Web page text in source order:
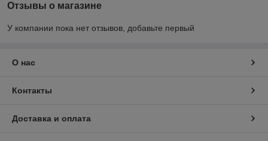
Отзывы о магазине
У компании пока нет отзывов, добавьте первый
О нас
Контакты
Доставка и оплата